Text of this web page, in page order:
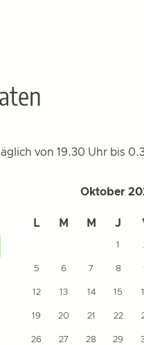
von 19.30 Uhr bis
Oktober
L M M J
1
5 6 7 8
12 13 14 15
19 20 21 22
26 27 28 29